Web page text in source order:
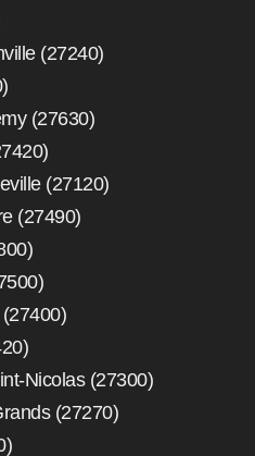
(27240)
(27630)
(27120)
(27490)
Nicolas (27300)
(27270)